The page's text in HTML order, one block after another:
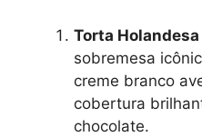
Torta
sobremesa
creme branco
cobertura
chocolate.